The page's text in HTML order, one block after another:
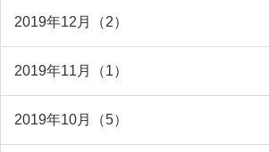
2019年12月（2）
2019年11月（1）
2019年10月（5）